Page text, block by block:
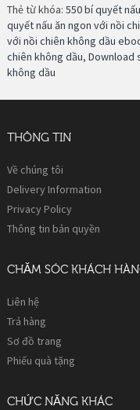
Thẻ từ khóa: 550 bí quyết
quyết nấu ăn ngon với nồi
với nồi chiên không dầu
chiên không dầu, Download
không dầu
THÔNG TIN
Về chúng tôi
Delivery Information
Privacy Policy
Thông tin bản quyền
CHĂM SÓC KHÁCH
Liên hệ
Trả hàng
Sơ đồ trang
Phiếu quà tặng
CHỨC NĂNG KHÁC